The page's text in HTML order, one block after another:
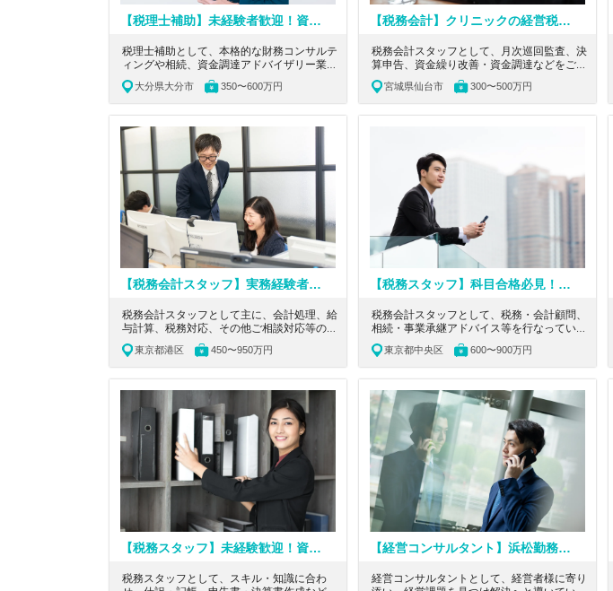
【税理士補助】未経験者歓迎！資格取得支援！顧問先が630社になり、相続・申告業務にも力を入れていく大分でもトップクラスの税理士法人
税理士補助として、本格的な財務コンサルテ
ィングや相続、資金調達アドバイザリー業
務、再生案件等をご担当いただきます。顧問
先が630社になり、相続・申告業務にも力を
入れていく大分でもトップクラスの税理士法
人の求人です。
大分県大分市 350〜600万円
【税務会計】クリニックの経営税務に強みを持つ！教育体制◎！経験に不安があってもエントリーOK！中小企業のビジネスパートナーとなる税理士事務所
税務会計スタッフとして、月次巡回監査、決
算申告、資金繰り改善・資金調達などをご担
当頂きます。宮城県仙台市にある、中小企業
のビジネスパートナーとなる税理士事務所の
求人です。
宮城県仙台市 300〜500万円
【税務会計スタッフ】実務経験者必見！資格取得支援やインセンティブ等の制度が充実！社員の長期的な幸福を追求する税理士法人
税務会計スタッフとして主に、会計処理、給
与計算、税務対応、その他ご相談対応等の業
務をお任せします。東京都港区にある、実務
経験者必見！資格取得支援やインセンティブ
等の制度が充実！社員の長期的な幸福を追求
する税理士法人の求人です。
東京都港区 450〜950万円
【税務スタッフ】科目合格必見！大学院費用負担！お客様は上場企業から中小まで幅広く経験できる、実務と勉強の両立が可能な税理士法人
税務会計スタッフとして、税務・会計顧問、
相続・事業承継アドバイス等を行なっていた
だきます。東京都中央区にある、科目合格者
必見！大学院費用負担！お客様は上場企業か
ら中小まで幅広く経験できる、実務と勉強の
両立が可能な税理士法人です。
東京都中央区 600〜900万円
【税務スタッフ】未経験歓迎！資格取得応援！固定残業なし、開業支援から事業承継まで、幅広い経験が積める会計事務所
税務スタッフとして、スキル・知識に合わ
【経営コンサルタント】浜松勤務！充実した教育制度あり、マイカー通勤OKの創業45年越え税理士法人
経営コンサルタントとして、経営者様に寄り